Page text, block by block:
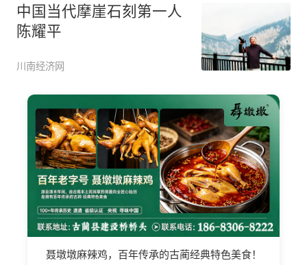
中国当代摩崖石刻第一人
陈耀平
川南经济网
聂墩墩麻辣鸡，百年传承的古蔺经典特色美食！